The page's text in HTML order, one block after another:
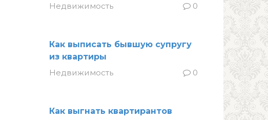
Недвижимость
0
Как выписать бывшую супругу
из квартиры
Недвижимость
0
Как выгнать квартирантов